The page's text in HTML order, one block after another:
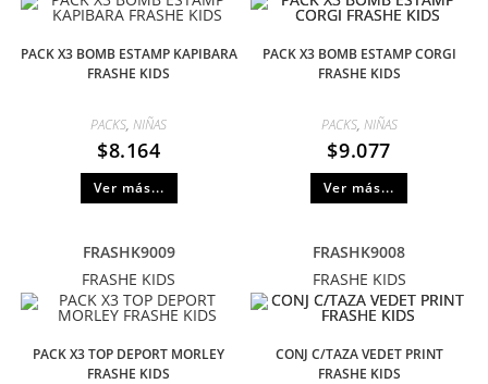
PACK X3 BOMB ESTAMP KAPIBARA
FRASHE KIDS
PACKS,NIÑAS
$8.164
Ver más...
PACK X3 BOMB ESTAMP CORGI
FRASHE KIDS
PACKS, NIÑAS
$9.077
Ver más...
FRASHK9009
FRASHE KIDS
PACK X3 TOP DEPORT MORLEY
FRASHE KIDS
FRASHK9008
FRASHE KIDS
CONJ C/TAZA VEDET PRINT
FRASHE KIDS